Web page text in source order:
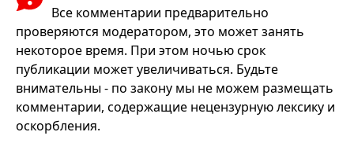
Все комментарии предварительно
проверяются модератором, это может занять
некоторое время. При этом ночью срок
публикации может увеличиваться. Будьте
внимательны - по закону мы не можем размещать
комментарии, содержащие нецензурную лексику и
оскорбления.